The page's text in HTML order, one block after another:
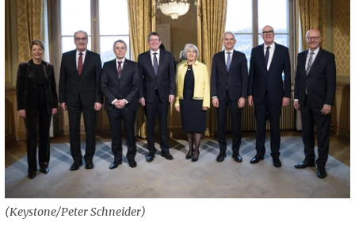
(Keystone/Peter Schneider)